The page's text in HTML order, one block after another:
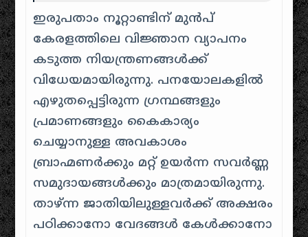
ഇരുപതാം നൂറ്റാണ്ടിന് മുൻപ്
കേരളത്തിലെ വിജ്ഞാന വ്യാപനം
കടുത്ത നിയന്ത്രണങ്ങൾക്ക്
വിധേയമായിരുന്നു. പനയോലകളിൽ
എഴുതപ്പെട്ടിരുന്ന ഗ്രന്ഥങ്ങളും
പ്രമാണങ്ങളും കൈകാര്യം
ചെയ്യാനുള്ള അവകാശം
ബ്രാഹ്മണർക്കും മറ്റ് ഉയർന്ന സവർണ്ണ
സമുദായങ്ങൾക്കും മാത്രമായിരുന്നു.
താഴ്ന്ന ജാതിയിലുള്ളവർക്ക് അക്ഷരം
പഠിക്കാനോ വേദങ്ങൾ കേൾക്കാനോ